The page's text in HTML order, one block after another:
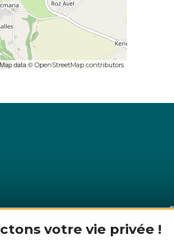
votre vie privée !
data © OpenStreetMap contributors